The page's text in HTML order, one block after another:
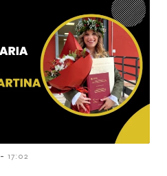
- 17:02